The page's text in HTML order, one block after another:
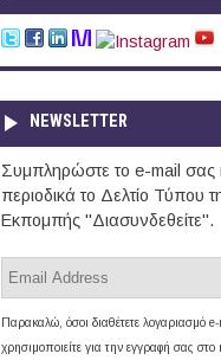
NEWSLETTER
Συμπληρώστε το e-mail σας
περιοδικά το Δελτίο Τύπου
Εκπομπής "Διασυνδεθείτε".
Παρακαλώ, όσοι διαθέτετε λογαριασμό
χρησιμοποιείτε για την εγγραφή σας